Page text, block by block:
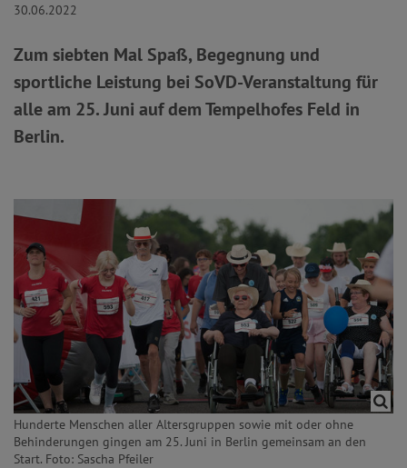
30.06.2022
Zum siebten Mal Spaß, Begegnung und
sportliche Leistung bei SoVD-Veranstaltung für
alle am 25. Juni auf dem Tempelhofes Feld in
Berlin.
Hunderte Menschen aller Altersgruppen sowie mit oder ohne
Behinderungen gingen am 25. Juni in Berlin gemeinsam an den
Start. Foto: Sascha Pfeiler